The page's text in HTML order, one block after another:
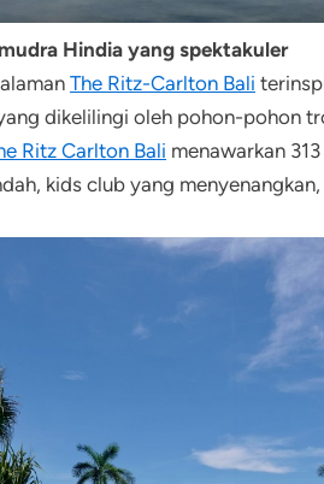
Hindia yang spektakuler
The Ritz-Carlton Bali
dikelilingi oleh pohon-pohon
Ritz Carlton Bali menawarkan
kids club yang